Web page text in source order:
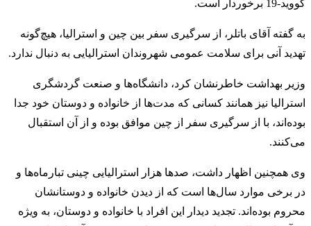
کووید-19 برخوردار است.
به گفته آقای باتلر، از سرگیری سفر بین چین و استرالیا، هیچ‌گونه
تهدید آنی برای سلامت عمومی شهروندان استرالیایی به دنبال ندارد.
وزیر بهداشت خاطرنشان کرد، دانشگاه‌ها و صنعت گردشگری
استرالیا نیز همانند کسانی که مدت‌ها از خانواده و دوستان خود جدا
بوده‌اند، با از سرگیری سفر از چین موافق بوده و از آن استقبال
می‌کنند.
وی همچنین اظهار داشت، صدها هزار استرالیایی چینی تبارماه‌ها و
در برخی موارد سال‌ها است که از دیدن خانواده و دوستانشان
محروم بوده‌اند. تجدید دیدار این افراد با خانواده و دوستان، به ویژه